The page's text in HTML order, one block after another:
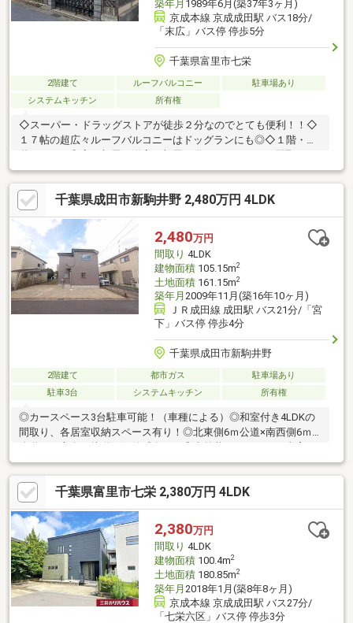
築年月 1989年6月(築37年3ヶ月)
京成本線 京成成田駅 バス18分/
「末広」バス停 停歩5分
千葉県富里市七栄
2階建て ルーフバルコニー
駐車場あり
システムキッチン
所有権
◇スーパー・ドラッグストアが徒歩２分なのでとても便利！！◇
１７帖の超広々ルーフバルコニーはドッグランにも◎◇１階・２
階あわせて和室３部屋・洋室４部屋を備えたゆとりある間取り※
居住中の為、内覧の際にはご予約が必要となります※現況有姿で
のお渡しとなる為、リフォームが必要な個所があります※未登記
の増築部分があります
千葉県成田市新駒井野 2,480万円 4LDK
2,480万円
間取り 4LDK
建物面積105.15m2
土地面積161.15m2
築年月 2009年11月(築16年10ヶ月)
ＪＲ成田線 成田駅 バス21分/「宮
下」バス停 停歩4分
千葉県成田市新駒井野
2階建て 都市ガス
駐車場あり
駐車3台
システムキッチン 所有権
◎カースペース3台駐車可能！（車種による）◎和室付き4LDKの
間取り、各居室収納スペース有り！◎北東側6ｍ公道×南西側6ｍ
施！（令和8年6月完了） ・キッチン交換 ・ユニットバス交
換 ・洗面化粧台交換 ・トイレ交換 ・クロス張替 ・フロ
アタイル一部上張り ・畳表替え ・襖、障子張替 ・給湯器
交換 ・インターホン交換 ・クッションフロア貼替（トイレ・
洗面室） ・玄関ドア交換 ・屋根塗装 ・外壁塗装 ・ハウス
クリーニング など
千葉県富里市七栄 2,380万円 4LDK
2,380万円
間取り 4LDK
建物面積100.4m2
土地面積180.85m2
築年月 2018年1月(築8年8ヶ月)
京成本線 京成成田駅 バス27分/
「七栄六区」バス停 停歩3分